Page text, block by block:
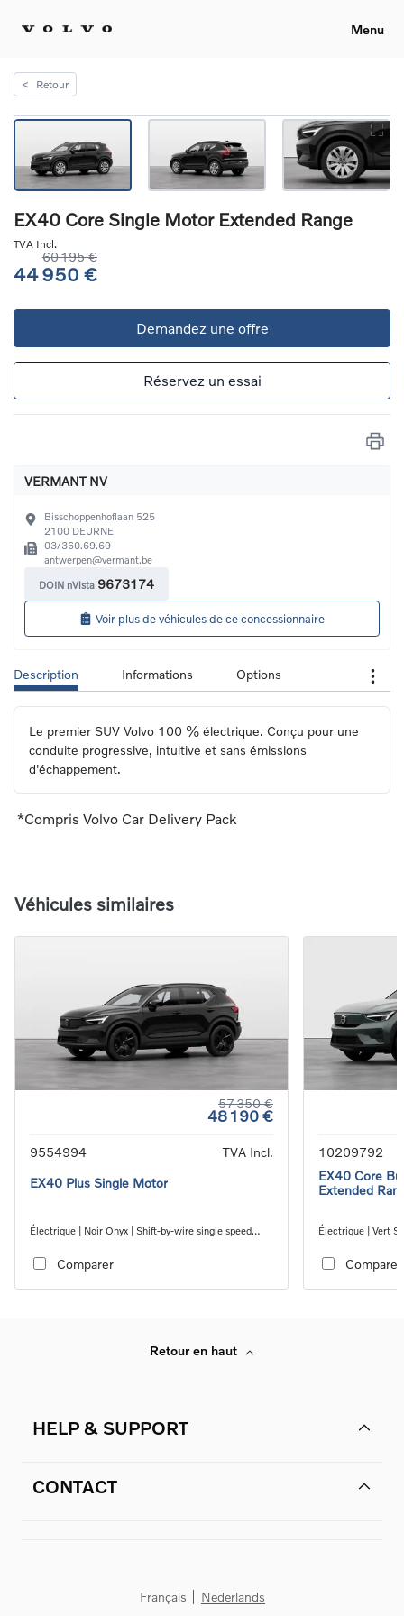
Menu
< Retour
EX40 Core Single Motor Extended Range
TVA Incl.
60 195 €
44 950 €
Demandez une offre
Réservez un essai
VERMANT NV
Bisschoppenhoflaan 525
2100 DEURNE
03/360.69.69
antwerpen@vermant.be
DOIN nVista 9673174
Voir plus de véhicules de ce concessionnaire
Description Informations Options
Le premier SUV Volvo 100 % électrique. Conçu pour une
conduite progressive, intuitive et sans émissions
d'échappement.
*Compris Volvo Car Delivery Pack
Véhicules similaires
57 350 €
48 190 €
9554994
TVA Incl.
EX40 Plus Single Motor
Électrique | Noir Onyx | Shift-by-wire single speed
Comparer
10209792
EX40 Core
Extended
Électrique | Vert
Comparer
Retour en haut
HELP & SUPPORT
CONTACT
Français Nederlands